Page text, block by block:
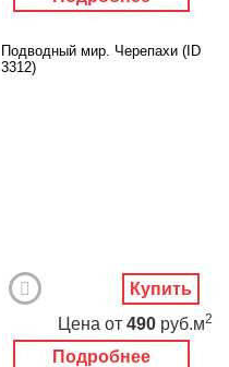
Подводный мир. Черепахи (ID
3312)
Подробнее
Цена от 490 руб.м2
Купить